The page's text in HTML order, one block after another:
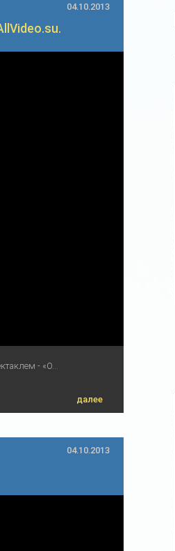
04.10.2013
- «О...
далее
04.10.2013